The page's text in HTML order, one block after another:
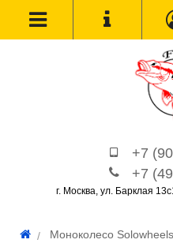
+7
+7
г. Москва, ул. Барклая
Моноколесо